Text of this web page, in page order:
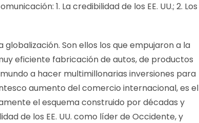
1. La credibilidad de los EE. UU.; 2. Los
globalización. Son ellos los que empujaron a la
eficiente fabricación de autos, de productos
a hacer multimillonarias inversiones para
aumento del comercio internacional, es el
el esquema construido por décadas y
de los EE. UU. como líder de Occidente, y